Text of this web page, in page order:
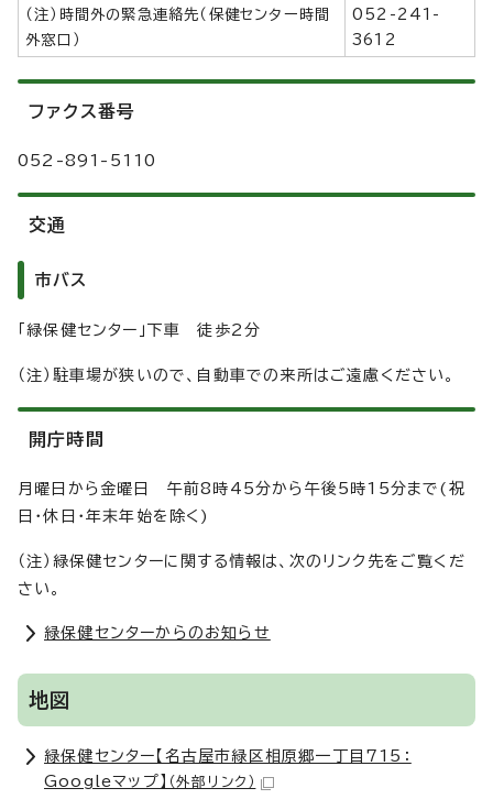
（注）時間外の緊急連絡先（保健センター時間
外窓口）
052-241-
3612
ファクス番号
052-891-5110
交通
市バス
「緑保健センター」下車 徒歩2分
（注）駐車場が狭いので、自動車での来所はご遠慮ください。
開庁時間
月曜日から金曜日 午前8時45分から午後5時15分まで(祝
日・休日・年末年始を除く)
（注）緑保健センターに関する情報は、次のリンク先をご覧くだ
さい。
緑保健センターからのお知らせ
地図
緑保健センター【名古屋市緑区相原郷一丁目715：
Googleマップ】 （外部リンク）